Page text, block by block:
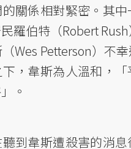
關係相對緊密。其
羅伯特（Robert
Wes Petterson）不
，韋斯為人溫和，
。
到韋斯遭殺害的消